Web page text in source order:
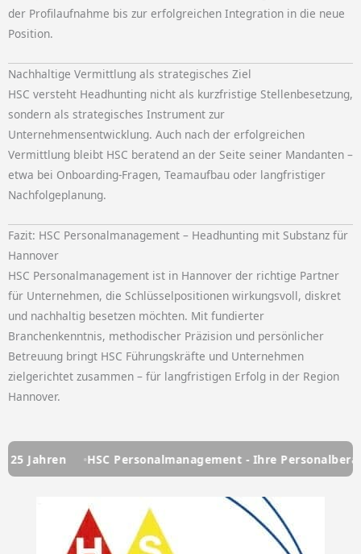
der Profilaufnahme bis zur erfolgreichen Integration in die neue
Position.
Nachhaltige Vermittlung als strategisches Ziel
HSC versteht Headhunting nicht als kurzfristige Stellenbesetzung,
sondern als strategisches Instrument zur
Unternehmensentwicklung. Auch nach der erfolgreichen
Vermittlung bleibt HSC beratend an der Seite seiner Mandanten –
etwa bei Onboarding-Fragen, Teamaufbau oder langfristiger
Nachfolgeplanung.
Fazit: HSC Personalmanagement – Headhunting mit Substanz für
Hannover
HSC Personalmanagement ist in Hannover der richtige Partner
für Unternehmen, die Schlüsselpositionen wirkungsvoll, diskret
und nachhaltig besetzen möchten. Mit fundierter
Branchenkenntnis, methodischer Präzision und persönlicher
Betreuung bringt HSC Führungskräfte und Unternehmen
zielgerichtet zusammen – für langfristigen Erfolg in der Region
Hannover.
HSC Personalmanagement - Ihre